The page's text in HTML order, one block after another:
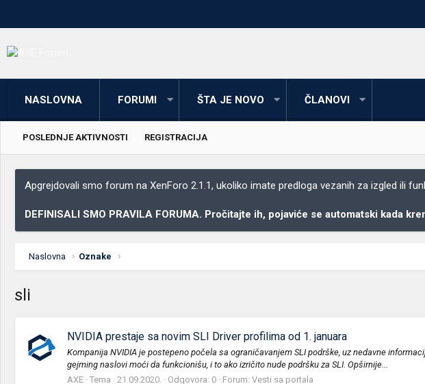
NASLOVNA FORUMI ŠTA JE NOVO ČLANOVI
POSLEDNJE AKTIVNOSTI REGISTRACIJA
Apgrejdovali smo forum na XenForo 2.1.1, ukoliko imate predloga vezanih za izgled ili
DEFINISALI SMO PRAVILA FORUMA. Pročitajte ih, pojaviće se automatski kada
Naslovna Oznake
sli
NVIDIA prestaje sa novim SLI Driver profilima od 1. januara
Kompanija NVIDIA je postepeno počela sa ograničavanjem SLI podrške, uz nedavne
gejming naslovi moći da funkcionišu, i to ako izričito nude podršku za SLI. Opširnije...
AXE Tema 21.09.2020. Odgovora: 0 Forum: Vesti sa portala